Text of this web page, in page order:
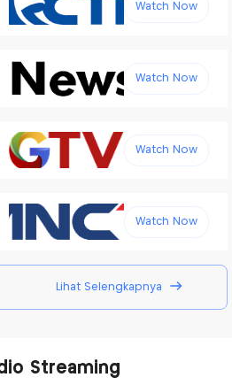
Watch Now
Watch Now
Watch Now
Watch Now
Lihat Selengkapnya
Streaming